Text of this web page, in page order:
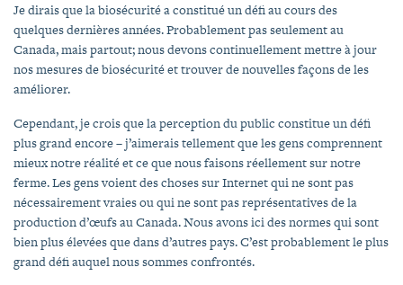
Je dirais que la biosécurité a constitué un défi au cours des
quelques dernières années. Probablement pas seulement au
Canada, mais partout; nous devons continuellement mettre à jour
nos mesures de biosécurité et trouver de nouvelles façons de les
améliorer.
Cependant, je crois que la perception du public constitue un défi
plus grand encore – j’aimerais tellement que les gens comprennent
mieux notre réalité et ce que nous faisons réellement sur notre
ferme. Les gens voient des choses sur Internet qui ne sont pas
nécessairement vraies ou qui ne sont pas représentatives de la
production d’œufs au Canada. Nous avons ici des normes qui sont
bien plus élevées que dans d’autres pays. C’est probablement le plus
grand défi auquel nous sommes confrontés.